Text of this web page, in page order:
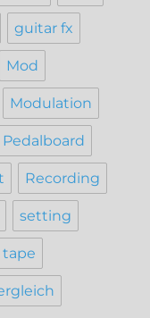
guitar fx
Mod
Modulation
Pedalboard
Recording
setting
tape